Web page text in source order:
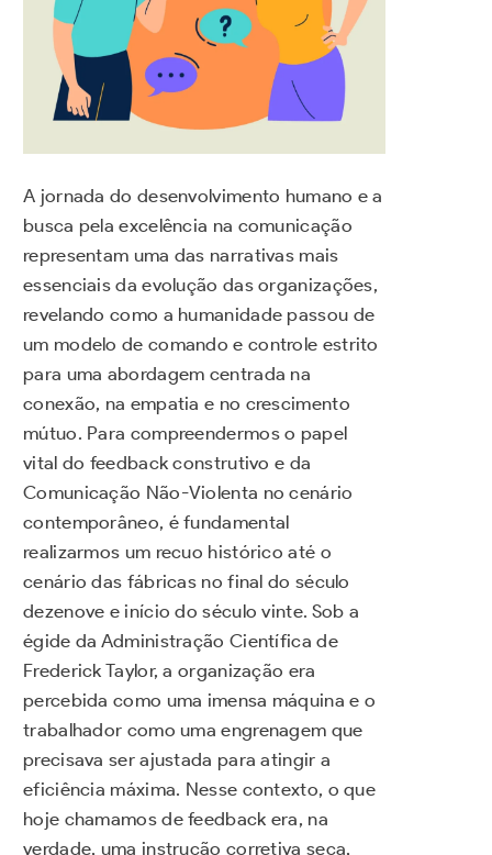
A jornada do desenvolvimento humano e a
busca pela excelência na comunicação
representam uma das narrativas mais
essenciais da evolução das organizações,
revelando como a humanidade passou de
um modelo de comando e controle estrito
para uma abordagem centrada na
conexão, na empatia e no crescimento
mútuo. Para compreendermos o papel
vital do feedback construtivo e da
Comunicação Não-Violenta no cenário
contemporâneo, é fundamental
realizarmos um recuo histórico até o
cenário das fábricas no final do século
dezenove e início do século vinte. Sob a
égide da Administração Científica de
Frederick Taylor, a organização era
percebida como uma imensa máquina e o
trabalhador como uma engrenagem que
precisava ser ajustada para atingir a
eficiência máxima. Nesse contexto, o que
hoje chamamos de feedback era, na
verdade, uma instrução corretiva seca,